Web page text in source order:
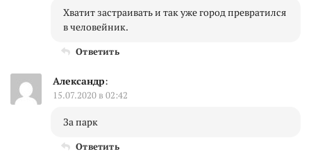
Хватит застраивать и так уже город превратился
в человейник.
Ответить
Александр:
15.07.2020 в 02:42
За парк
Ответить